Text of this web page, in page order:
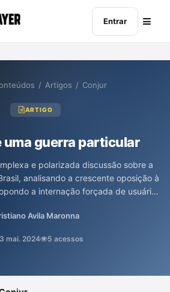
Entrar
/ Artigos / Conjur
ARTIGO
uma guerra particular
e polarizada discussão sobre a
analisando a crescente oposição à
a internação forçada de usuários
aumentar a criminalização. O texto
de uma abordagem mais integrada,
Avila Maronna
mai. 2024 5 acessos